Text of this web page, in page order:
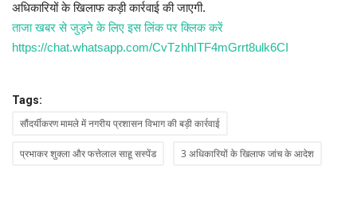
अधिकारियों के खिलाफ कड़ी कार्रवाई की जाएगी.
ताजा खबर से जुड़ने के लिए इस लिंक पर क्लिक करें
https://chat.whatsapp.com/CvTzhhITF4mGrrt8ulk6CI
Tags:
सौंदर्यीकरण मामले में नगरीय प्रशासन विभाग की बड़ी कार्रवाई
प्रभाकर शुक्ला और फत्तेलाल साहू सस्पेंड 3 अधिकारियों के खिलाफ जांच के आदेश